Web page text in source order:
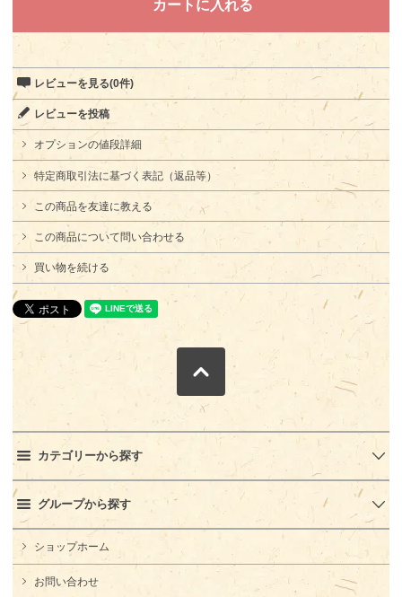
レビューを見る(0件)
レビューを投稿
オプションの値段詳細
特定商取引法に基づく表記（返品等）
この商品を友達に教える
この商品について問い合わせる
買い物を続ける
カテゴリーから探す
グループから探す
ショップホーム
お問い合わせ